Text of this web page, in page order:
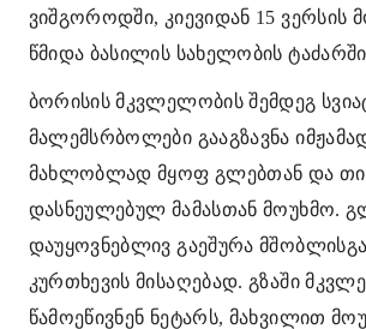
ვიშგოროდში, კიევიდან 15 ვერსის
წმიდა ბასილის სახელობის
ბორისის მკვლელობის შემდეგ
მალემსრბოლები გააგზავნა
მახლობლად მყოფ გლებთან და
დასნეულებულ მამასთან მოუხმო.
დაუყოვნებლივ გაეშურა
კურთხევის მისაღებად. გზაში
წამოეწივნენ ნეტარს, მახვილით